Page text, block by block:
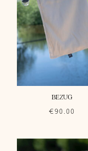
BEZUG
€90.00